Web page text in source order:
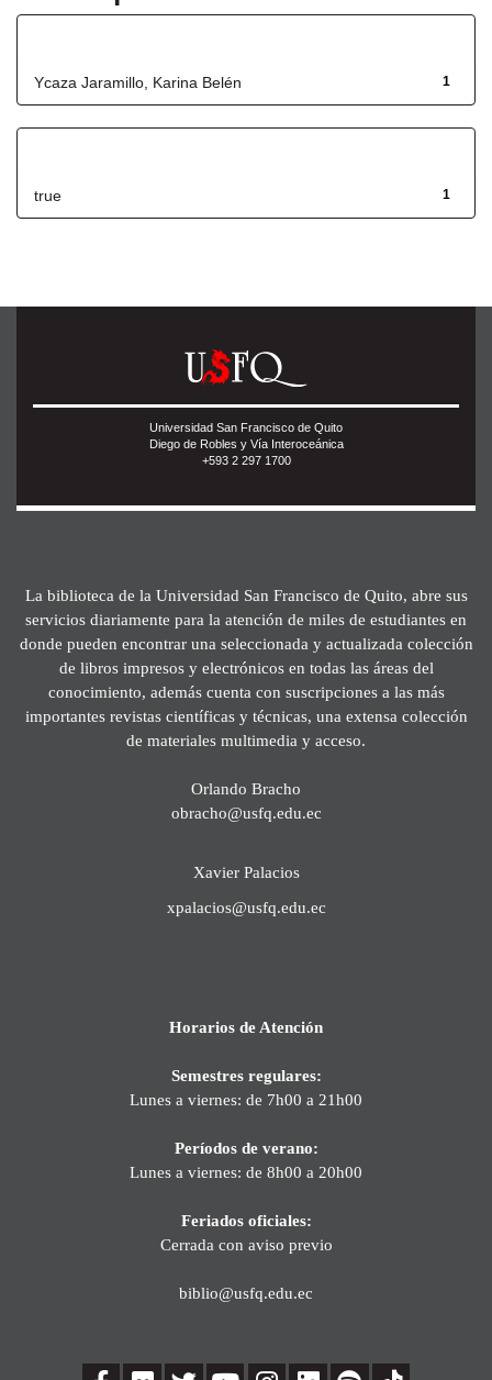
1
Ycaza Jaramillo, Karina Belén
1
true
Universidad San Francisco de Quito
Diego de Robles y Vía Interoceánica
+593 2 297 1700
La biblioteca de la Universidad San Francisco de Quito, abre sus
servicios diariamente para la atención de miles de estudiantes en
donde pueden encontrar una seleccionada y actualizada colección
de libros impresos y electrónicos en todas las áreas del
conocimiento, además cuenta con suscripciones a las más
importantes revistas científicas y técnicas, una extensa colección
de materiales multimedia y acceso.
Orlando Bracho
obracho@usfq.edu.ec
Xavier Palacios
xpalacios@usfq.edu.ec
Horarios de Atención
Semestres regulares:
Lunes a viernes: de 7h00 a 21h00
Períodos de verano:
Lunes a viernes: de 8h00 a 20h00
Feriados oficiales:
Cerrada con aviso previo
biblio@usfq.edu.ec